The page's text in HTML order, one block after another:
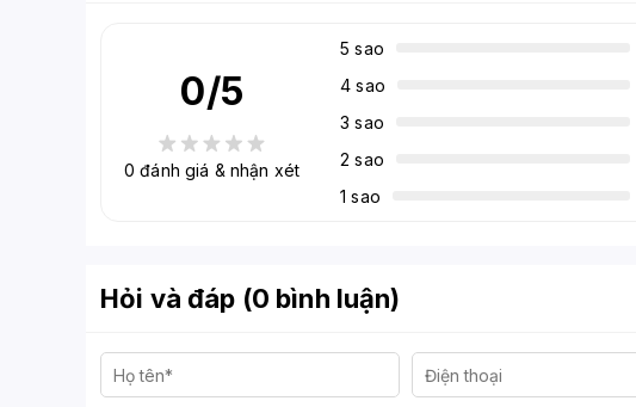
0/5
0 đánh giá & nhận xét
5 sao
4 sao
3 sao
2 sao
1 sao
Hỏi và đáp (0 bình luận)